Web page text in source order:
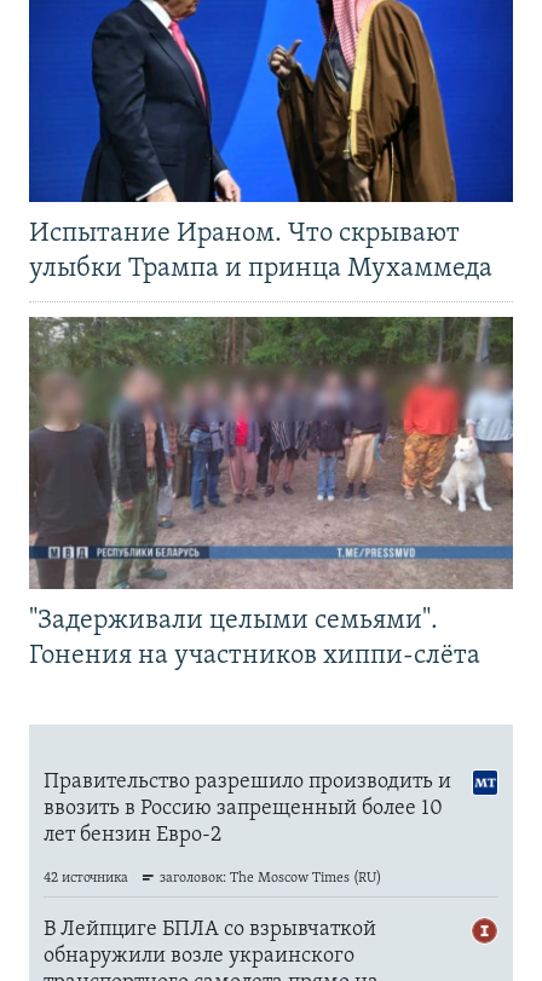
Испытание Ираном. Что скрывают
улыбки Трампа и принца Мухаммеда
"Задерживали целыми семьями".
Гонения на участников хиппи-слёта